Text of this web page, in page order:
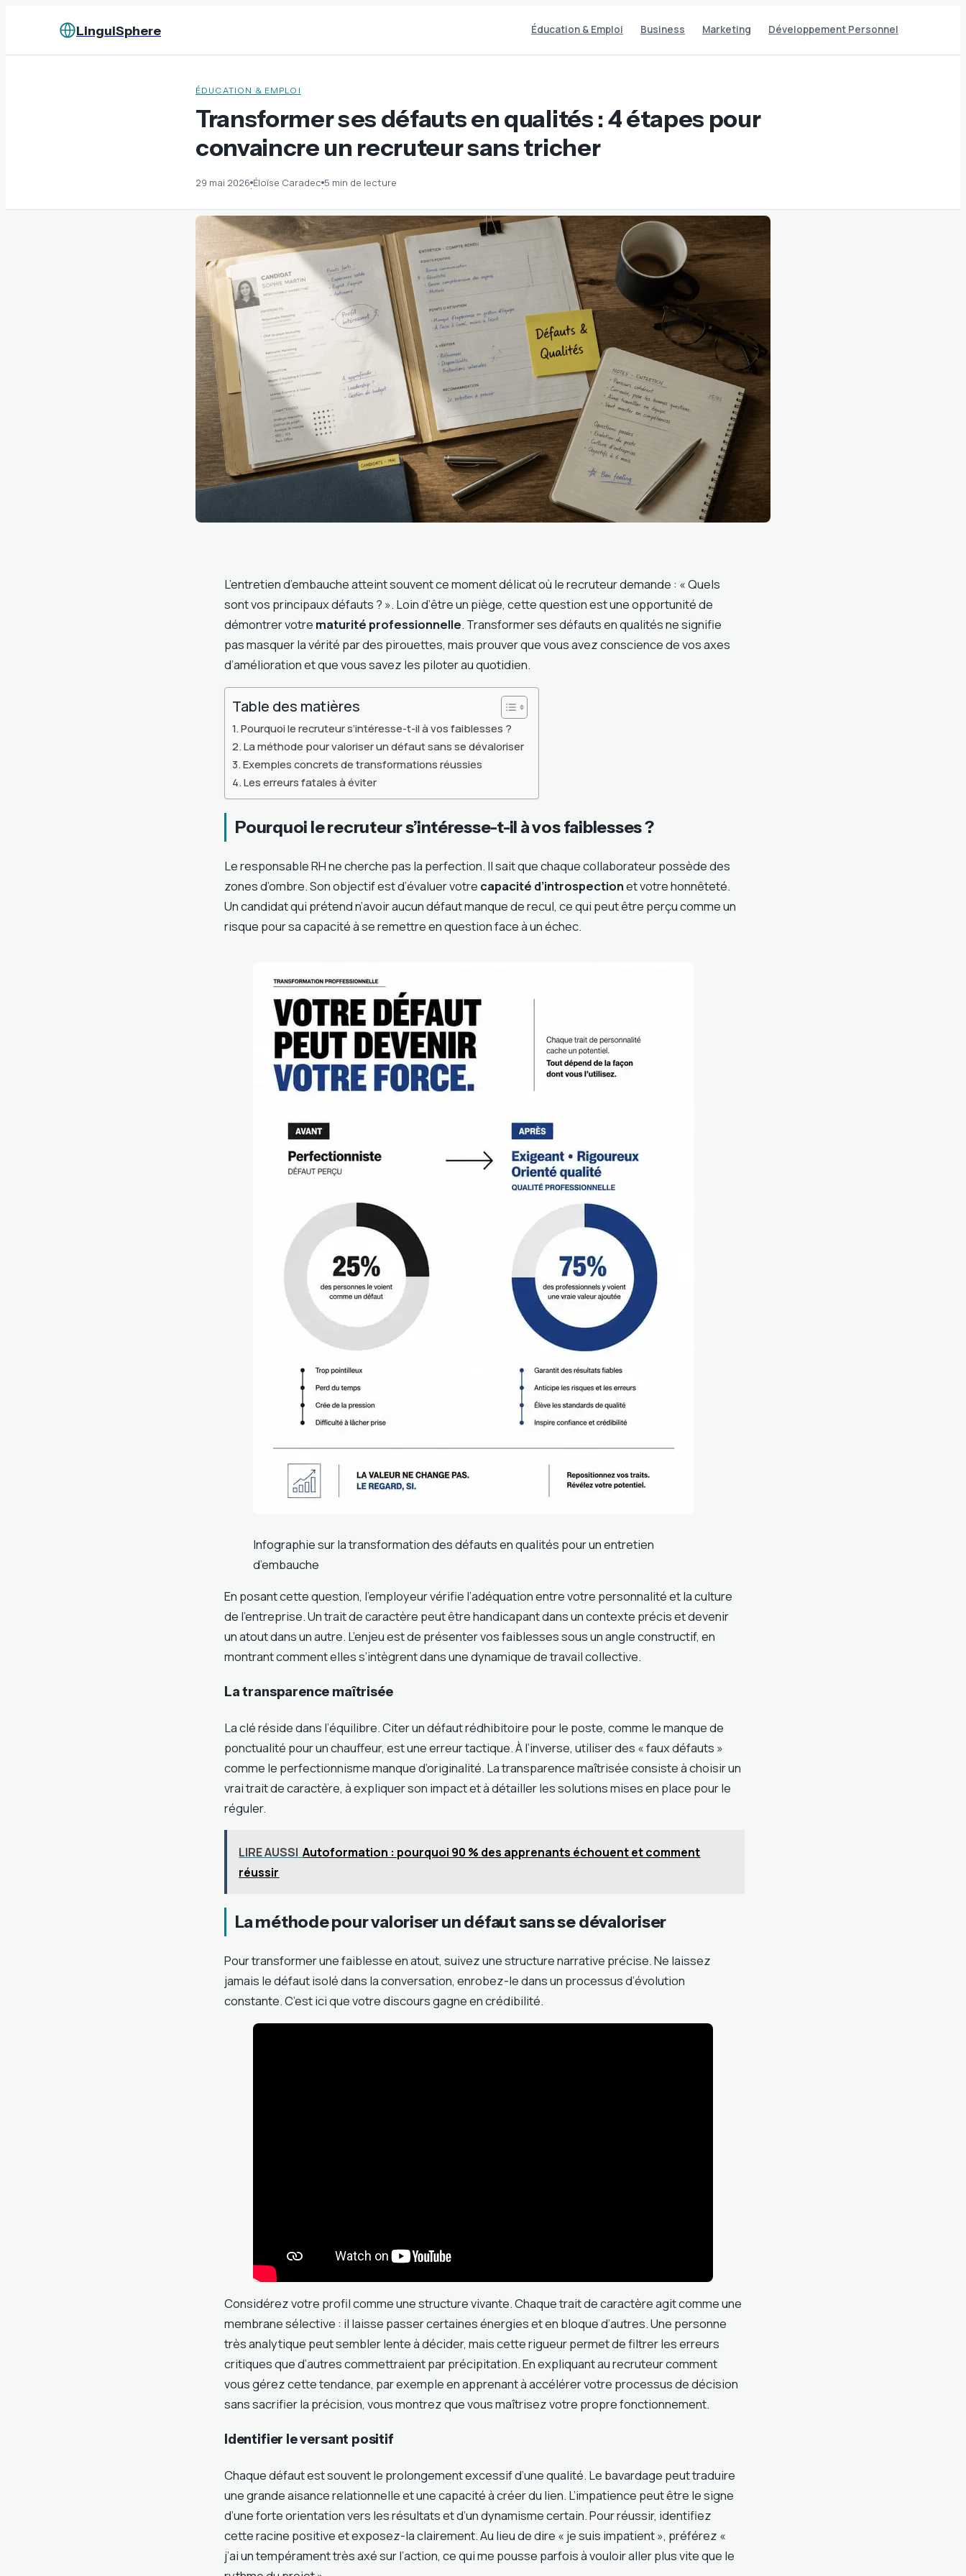
LinguiSphere Éducation & Emploi Business Marketing Développement Personnel
ÉDUCATION & EMPLOI
Transformer ses défauts en qualités : 4 étapes pour
convaincre un recruteur sans tricher
29 mai 2026·Éloïse Caradec·5 min de lecture
L’entretien d’embauche atteint souvent ce moment délicat où le recruteur demande : « Quels
sont vos principaux défauts ? ». Loin d’être un piège, cette question est une opportunité de
démontrer votre maturité professionnelle. Transformer ses défauts en qualités ne signifie
pas masquer la vérité par des pirouettes, mais prouver que vous avez conscience de vos axes
d’amélioration et que vous savez les piloter au quotidien.
Table des matières
Pourquoi le recruteur s’intéresse-t-il à vos faiblesses ?
La méthode pour valoriser un défaut sans se dévaloriser
Exemples concrets de transformations réussies
Les erreurs fatales à éviter
Pourquoi le recruteur s’intéresse-t-il à vos faiblesses ?
Le responsable RH ne cherche pas la perfection. Il sait que chaque collaborateur possède des
zones d’ombre. Son objectif est d’évaluer votre capacité d’introspectionet votre honnêteté.
Un candidat qui prétend n’avoir aucun défaut manque de recul, ce qui peut être perçu comme un
risque pour sa capacité à se remettre en question face à un échec.
Infographie sur la transformation des défauts en qualités pour un entretien
d’embauche
En posant cette question, l’employeur vérifie l’adéquation entre votre personnalité et la culture
de l’entreprise. Un trait de caractère peut être handicapant dans un contexte précis et devenir
un atout dans un autre. L’enjeu est de présenter vos faiblesses sous un angle constructif, en
montrant comment elles s’intègrent dans une dynamique de travail collective.
La transparence maîtrisée
La clé réside dans l’équilibre. Citer un défaut rédhibitoire pour le poste, comme le manque de
ponctualité pour un chauffeur, est une erreur tactique. À l’inverse, utiliser des « faux défauts »
comme le perfectionnisme manque d’originalité. La transparence maîtrisée consiste à choisir un
vrai trait de caractère, à expliquer son impact et à détailler les solutions mises en place pour le
réguler.
LIRE AUSSI Autoformation : pourquoi 90 % des apprenants échouent et comment
réussir
La méthode pour valoriser un défaut sans se dévaloriser
Pour transformer une faiblesse en atout, suivez une structure narrative précise. Ne laissez
jamais le défaut isolé dans la conversation, enrobez-le dans un processus d’évolution
constante. C’est ici que votre discours gagne en crédibilité.
Considérez votre profil comme une structure vivante. Chaque trait de caractère agit comme une
membrane sélective : il laisse passer certaines énergies et en bloque d’autres. Une personne
très analytique peut sembler lente à décider, mais cette rigueur permet de filtrer les erreurs
critiques que d’autres commettraient par précipitation. En expliquant au recruteur comment
vous gérez cette tendance, par exemple en apprenant à accélérer votre processus de décision
sans sacrifier la précision, vous montrez que vous maîtrisez votre propre fonctionnement.
Identifier le versant positif
Chaque défaut est souvent le prolongement excessif d’une qualité. Le bavardage peut traduire
une grande aisance relationnelle et une capacité à créer du lien. L’impatience peut être le signe
d’une forte orientation vers les résultats et d’un dynamisme certain. Pour réussir, identifiez
cette racine positive et exposez-la clairement. Au lieu de dire « je suis impatient », préférez «
j’ai un tempérament très axé sur l’action, ce qui me pousse parfois à vouloir aller plus vite que le